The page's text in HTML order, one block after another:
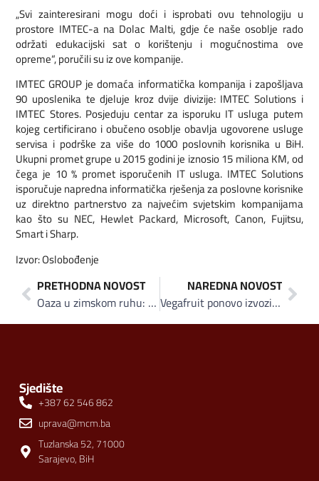
„Svi zainteresirani mogu doći i isprobati ovu tehnologiju u
prostore IMTEC-a na Dolac Malti, gdje će naše osoblje rado
održati edukacijski sat o korištenju i mogućnostima ove
opreme“, poručili su iz ove kompanije.
IMTEC GROUP je domaća informatička kompanija i zapošljava
90 uposlenika te djeluje kroz dvije divizije: IMTEC Solutions i
IMTEC Stores. Posjeduju centar za isporuku IT usluga putem
kojeg certificirano i obučeno osoblje obavlja ugovorene usluge
servisa i podrške za više do 1000 poslovnih korisnika u BiH.
Ukupni promet grupe u 2015 godini je iznosio 15 miliona KM, od
čega je 10 % promet isporučenih IT usluga. IMTEC Solutions
isporučuje napredna informatička rješenja za poslovne korisnike
uz direktno partnerstvo za najvećim svjetskim kompanijama
kao što su NEC, Hewlet Packard, Microsoft, Canon, Fujitsu,
Smart i Sharp.
Izvor: Oslobođenje
PRETHODNA NOVOST
Oaza u zimskom ruhu: Novogodišnji «Limited edition» vode koja osvaja!
NAREDNA NOVOST
Vegafruit ponovo izvozi: Otvorili smo strana tržišta, treba nam podrška na domaćem
Sjedište
+387 62 546 862
uprava@mcm.ba
Tuzlanska 52, 71000
Sarajevo, BiH